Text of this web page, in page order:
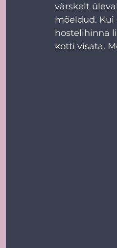
värskelt
mõeldud. Kui
hostelihinna
kotti visata.